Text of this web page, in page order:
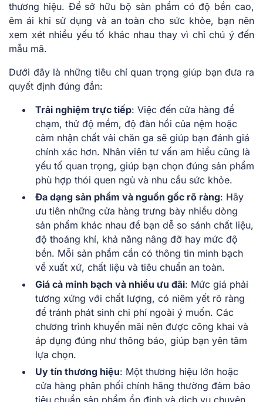
thương hiệu. Để sở hữu bộ sản phẩm có độ bền cao,
êm ái khi sử dụng và an toàn cho sức khỏe, bạn nên
xem xét nhiều yếu tố khác nhau thay vì chỉ chú ý đến
mẫu mã.
Dưới đây là những tiêu chí quan trọng giúp bạn đưa ra
quyết định đúng đắn:
Trải nghiệm trực tiếp: Việc đến cửa hàng để
chạm, thử độ mềm, độ đàn hồi của nệm hoặc
cảm nhận chất vải chăn ga sẽ giúp bạn đánh giá
chính xác hơn. Nhân viên tư vấn am hiểu cũng là
yếu tố quan trọng, giúp bạn chọn đúng sản phẩm
phù hợp thói quen ngủ và nhu cầu sức khỏe.
Đa dạng sản phẩm và nguồn gốc rõ ràng: Hãy
ưu tiên những cửa hàng trưng bày nhiều dòng
sản phẩm khác nhau để bạn dễ so sánh chất liệu,
độ thoáng khí, khả năng nâng đỡ hay mức độ
bền. Mỗi sản phẩm cần có thông tin minh bạch
về xuất xứ, chất liệu và tiêu chuẩn an toàn.
Giá cả minh bạch và nhiều ưu đãi: Mức giá phải
tương xứng với chất lượng, có niêm yết rõ ràng
để tránh phát sinh chi phí ngoài ý muốn. Các
chương trình khuyến mãi nên được công khai và
áp dụng đúng như thông báo, giúp bạn yên tâm
lựa chọn.
Uy tín thương hiệu: Một thương hiệu lớn hoặc
cửa hàng phân phối chính hãng thường đảm bảo